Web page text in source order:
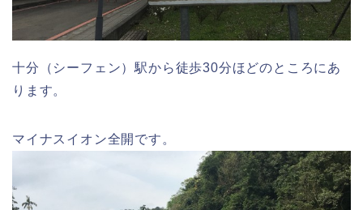
十分（シーフェン）駅から徒歩30分ほどのところにあ
ります。
マイナスイオン全開です。